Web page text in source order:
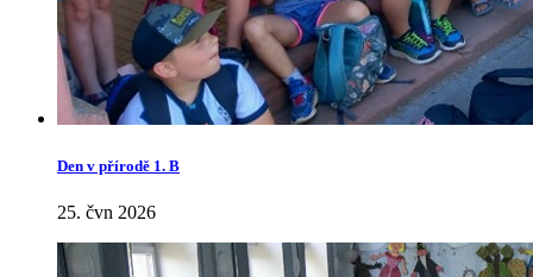
Den v přírodě 1. B
25. čvn 2026